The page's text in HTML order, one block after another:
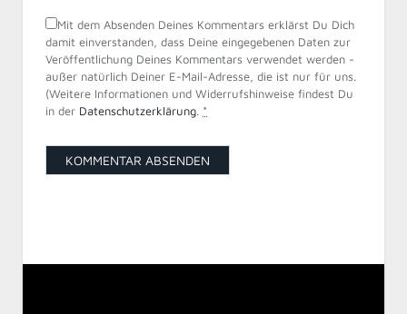
Mit dem Absenden Deines Kommentars erklärst Du Dich
damit einverstanden, dass Deine eingegebenen Daten zur
Veröffentlichung Deines Kommentars verwendet werden -
außer natürlich Deiner E-Mail-Adresse, die ist nur für uns.
(Weitere Informationen und Widerrufshinweise findest Du
in der Datenschutzerklärung. *